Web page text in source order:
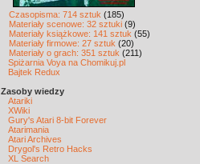
Czasopisma: 714 sztuk (185)
Materiały scenowe: 32 sztuki (9)
Materiały książkowe: 141 sztuk (55)
Materiały firmowe: 27 sztuk (20)
Materiały o grach: 351 sztuk (211)
Spiżarnia Voya na Chomikuj.pl
Bajtek Redux
Zasoby wiedzy
Atariki
XWiki
Gury's Atari 8-bit Forever
Atarimania
Atari Archives
Drygol's Retro Hacks
XL Search